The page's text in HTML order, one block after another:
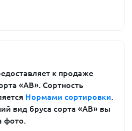
имеет довольно широкую сферу
практичный и
больше подходят узкие и
имитация бруса из сосны
и уютный интерьер
монтажа – далеко не
и сосны 20х146к продаже
«АВ». Сортность
Нормами сортировки.
вид бруса сорта «АВ» вы
фото.